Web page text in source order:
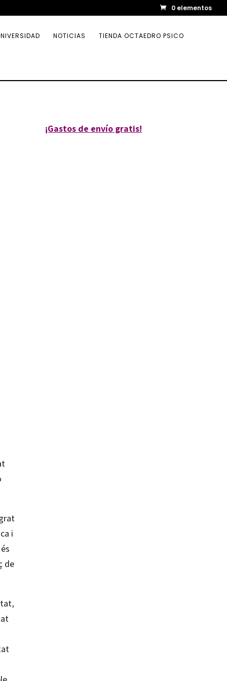
0 elementos
NOTICIAS TIENDA OCTAEDRO PSICO
i
de
¡Gastos de envío gratis!